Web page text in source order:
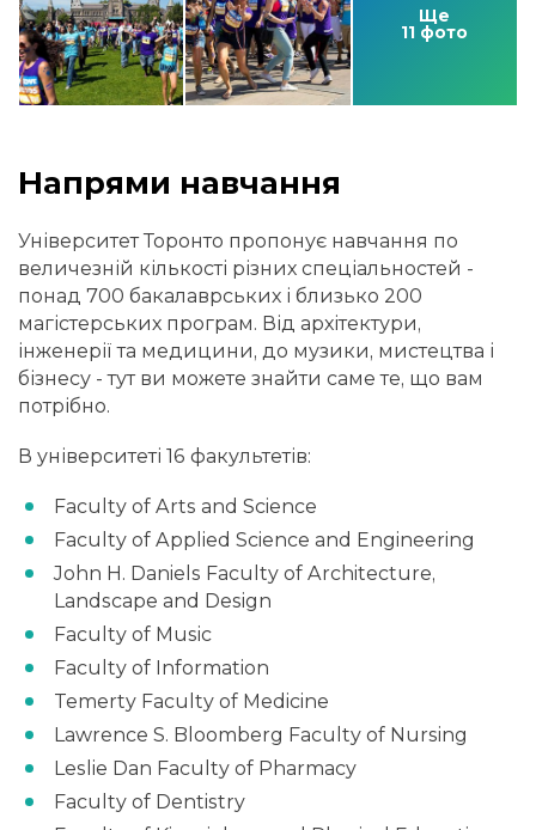
Ще
11 фото
Напрями навчання
Університет Торонто пропонує навчання по
величезній кількості різних спеціальностей -
понад 700 бакалаврських і близько 200
магістерських програм. Від архітектури,
інженерії та медицини, до музики, мистецтва і
бізнесу - тут ви можете знайти саме те, що вам
потрібно.
В університеті 16 факультетів:
Faculty of Arts and Science
Faculty of Applied Science and Engineering
John H. Daniels Faculty of Architecture,
Landscape and Design
Faculty of Music
Faculty of Information
Temerty Faculty of Medicine
Lawrence S. Bloomberg Faculty of Nursing
Leslie Dan Faculty of Pharmacy
Faculty of Dentistry